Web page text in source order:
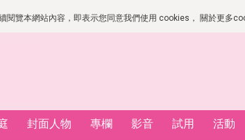
覽本網站內容，即表示您同意我們使用 cookies， 關於更多
封面人物 專欄 影音 試用 活動